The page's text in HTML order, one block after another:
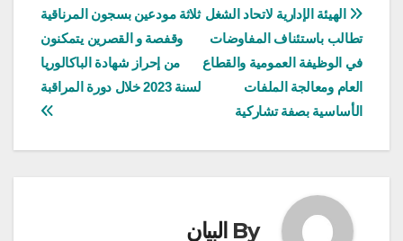
تصفّح
المقالات
ثلاثة مودعين بسجون المرناقية
وقفصة و القصرين يتمكنون
من إحراز شهادة الباكالوريا
لسنة 2023 خلال دورة المراقبة
الهيئة الإدارية لاتحاد الشغل
تطالب باستئناف المفاوضات
في الوظيفة العمومية والقطاع
العام ومعالجة الملفات
الأساسية بصفة تشاركية
By البيان